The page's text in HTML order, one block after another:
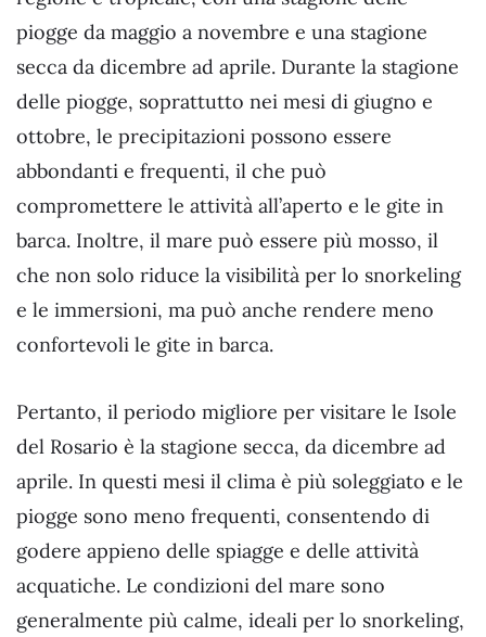
piogge da maggio a novembre e una stagione
secca da dicembre ad aprile. Durante la stagione
delle piogge, soprattutto nei mesi di giugno e
ottobre, le precipitazioni possono essere
abbondanti e frequenti, il che può
compromettere le attività all’aperto e le gite in
barca. Inoltre, il mare può essere più mosso, il
che non solo riduce la visibilità per lo snorkeling
e le immersioni, ma può anche rendere meno
confortevoli le gite in barca.
Pertanto, il periodo migliore per visitare le Isole
del Rosario è la stagione secca, da dicembre ad
aprile. In questi mesi il clima è più soleggiato e le
piogge sono meno frequenti, consentendo di
godere appieno delle spiagge e delle attività
acquatiche. Le condizioni del mare sono
generalmente più calme, ideali per lo snorkeling,